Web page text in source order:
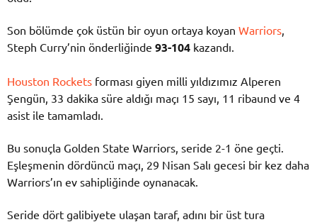
Son bölümde çok üstün bir oyun ortaya koyan Warriors,
Steph Curry’nin önderliğinde 93-104 kazandı.
Houston Rockets forması giyen milli yıldızımız Alperen
Şengün, 33 dakika süre aldığı maçı 15 sayı, 11 ribaund ve 4
asist ile tamamladı.
Bu sonuçla Golden State Warriors, seride 2-1 öne geçti.
Eşleşmenin dördüncü maçı, 29 Nisan Salı gecesi bir kez daha
Warriors’ın ev sahipliğinde oynanacak.
Seride dört galibiyete ulaşan taraf, adını bir üst tura